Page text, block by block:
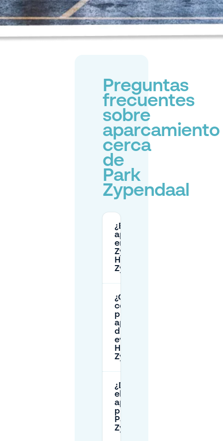
Preguntas
frecuentes
sobre
aparcamiento
cerca
de
Park
Zypendaal
¿Es gratuito el
aparcamiento
en Park
Zypendaal /
Huis
Zypendaal?
¿Qué pasa
con los
precios del
aparcamiento
durante los
eventos en
Huis
Zypendaal?
¿Dónde está
el
aparcamiento
principal de
Park
Zypendaal?